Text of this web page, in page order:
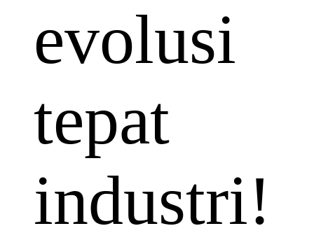
evolusi
tepat
industri!